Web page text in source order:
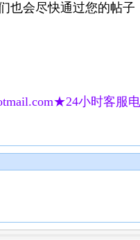
也会尽快通过您的帖子
小时客服电